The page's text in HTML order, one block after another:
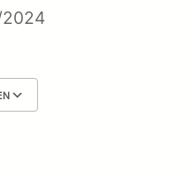
2024